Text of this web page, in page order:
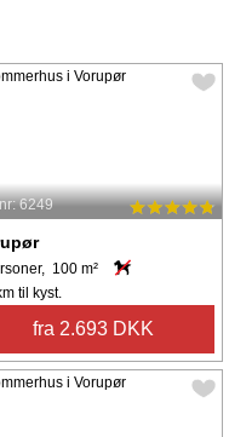
6249
100 m²
til kyst.
fra 2.693 DKK